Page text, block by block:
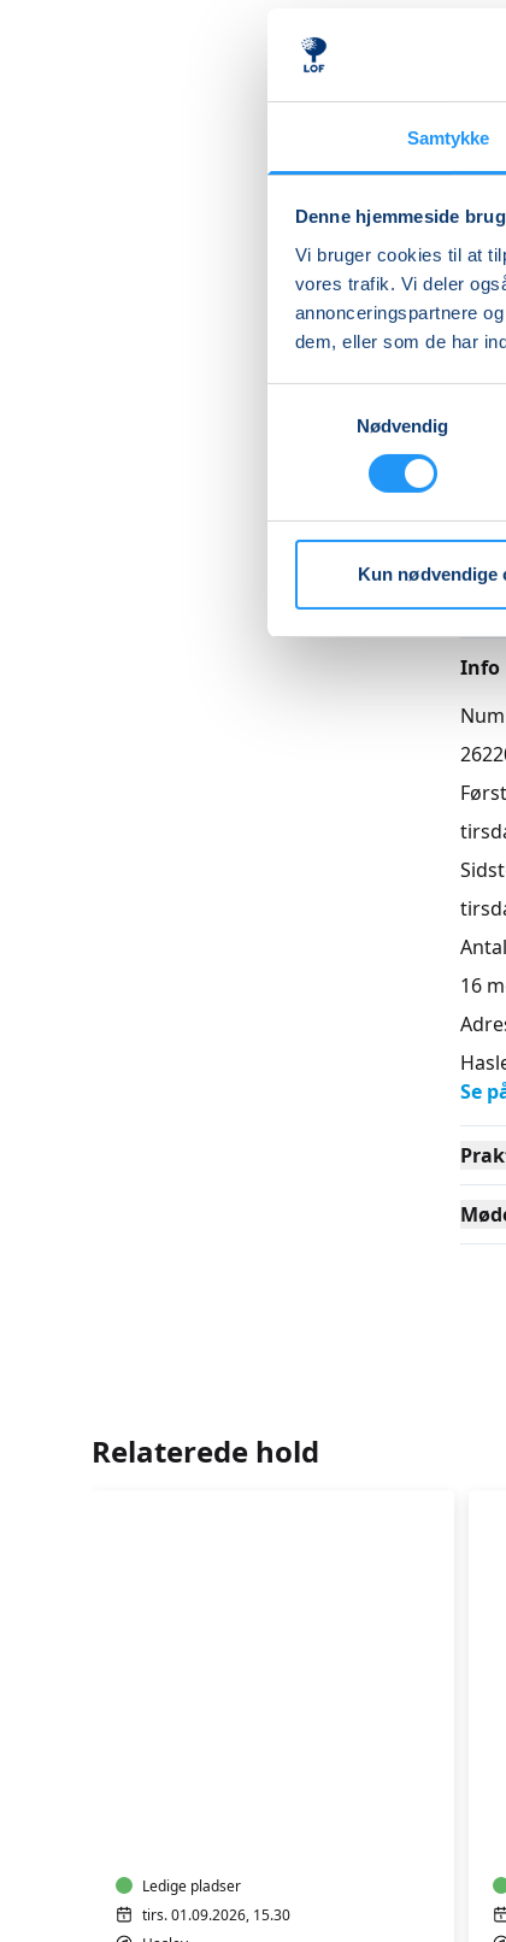
Samtykke
Denne hjemmeside
Vi bruger cookies til at
vores trafik. Vi deler
annonceringspartnere
dem, eller som de har
Nødvendig
Kun nødvendige
og
er
Læs
DKK
Info
16
Se
Relaterede hold
Ledige pladser
tirs. 01.09.2026, 15.30